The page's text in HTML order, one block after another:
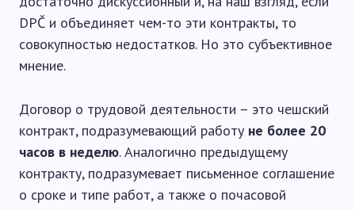
DPČ и объединяет чем-то эти контракты, то
совокупностью недостатков. Но это субъективное
мнение.
Договор о трудовой деятельности – это чешский
контракт, подразумевающий работу не более 20
часов в неделю. Аналогично предыдущему
контракту, подразумевает письменное соглашение
о сроке и типе работ, а также о почасовой